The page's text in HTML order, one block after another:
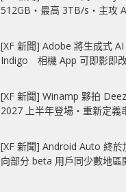
512GB‧最高 3TB/s‧主攻
[XF 新聞] Adobe 將生成式
Indigo 相機 App 可即影即
[XF 新聞] Winamp 夥拍
2027 上半年登場‧重新定義
[XF 新聞] Android Auto 終
向部分 beta 用戶同少數地區